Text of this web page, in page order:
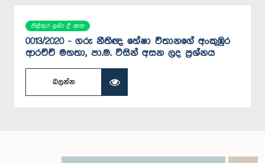
පිළිතුර ලබා දී ඇත
0013/2020 - ගරු නීතිඥ හේෂා විතානගේ අංකුඹුර
ආරච්චි මහතා, පා.ම. විසින් අසන ලද ප්‍රශ්නය
බලන්න